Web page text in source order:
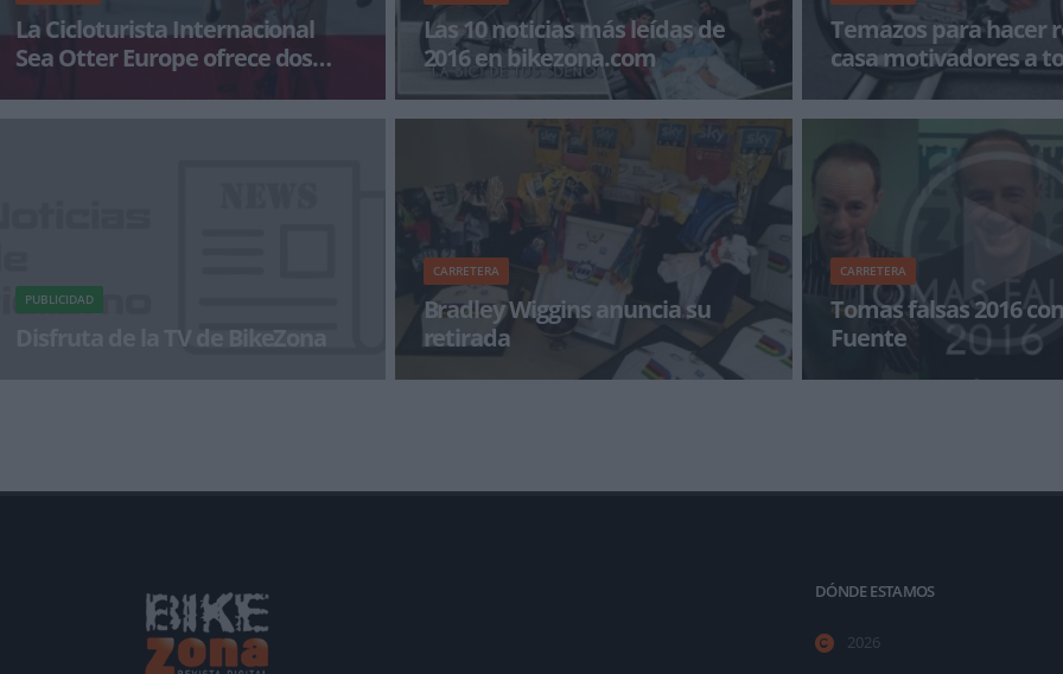
La Cicloturista Internacional
Sea Otter Europe ofrece dos
Ya están abiertas las inscripciones de la
Las 10 noticias más leídas de
2016 en bikezona.com
Estas son las 10 noticias más leídas en
bikezona.com en 2016. Nos vemos en 2017 con
Temazos para hacer
casa motivadores a
Llega el invierno, los días
frío. Para muchos ciclistas es
jornada
PUBLICIDAD
Disfruta de la TV de BikeZona
CARRETERA
Bradley Wiggins anuncia su
retirada
A través de las redes sociales ha querido
CARRETERA
Tomas falsas 2016
Fuente
Como cada año en bikezona no
DÓNDE ESTAMOS
2026